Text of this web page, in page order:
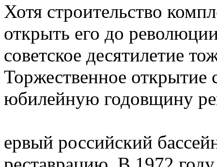
Хотя строительство
открыть его до
советское десятилетие
Торжественное открытие
юбилейную годовщину
ервый российский